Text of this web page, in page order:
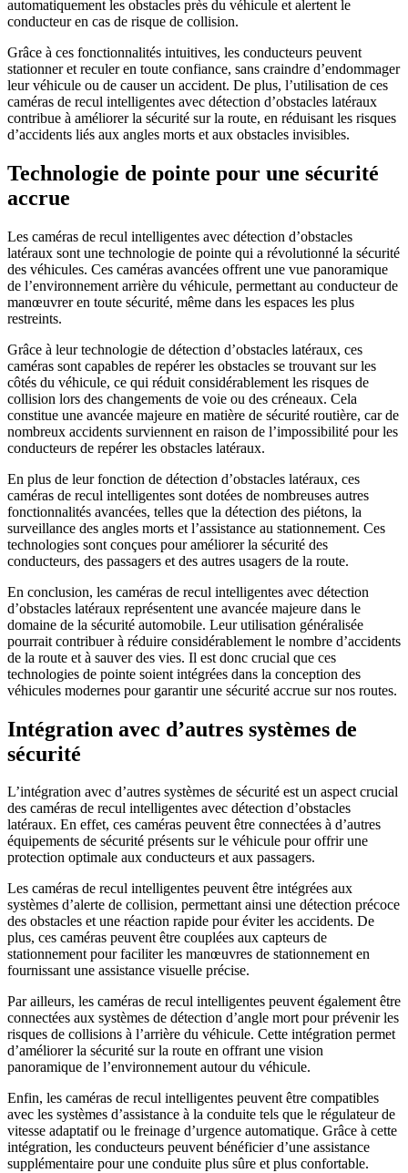
automatiquement les obstacles près du véhicule et alertent le
conducteur en cas de risque de collision.
Grâce à ces fonctionnalités intuitives, les conducteurs peuvent
stationner et reculer en toute confiance, sans craindre d’endommager
leur véhicule ou de causer un accident. De plus, l’utilisation de ces
caméras de recul intelligentes avec détection d’obstacles latéraux
contribue à améliorer la sécurité sur la route, en réduisant les risques
d’accidents liés aux angles morts et aux obstacles invisibles.
Technologie de pointe pour une sécurité
accrue
Les caméras de recul intelligentes avec détection d’obstacles
latéraux sont une technologie de pointe qui a révolutionné la sécurité
des véhicules. Ces caméras avancées offrent une vue panoramique
de l’environnement arrière du véhicule, permettant au conducteur de
manœuvrer en toute sécurité, même dans les espaces les plus
restreints.
Grâce à leur technologie de détection d’obstacles latéraux, ces
caméras sont capables de repérer les obstacles se trouvant sur les
côtés du véhicule, ce qui réduit considérablement les risques de
collision lors des changements de voie ou des créneaux. Cela
constitue une avancée majeure en matière de sécurité routière, car de
nombreux accidents surviennent en raison de l’impossibilité pour les
conducteurs de repérer les obstacles latéraux.
En plus de leur fonction de détection d’obstacles latéraux, ces
caméras de recul intelligentes sont dotées de nombreuses autres
fonctionnalités avancées, telles que la détection des piétons, la
surveillance des angles morts et l’assistance au stationnement. Ces
technologies sont conçues pour améliorer la sécurité des
conducteurs, des passagers et des autres usagers de la route.
En conclusion, les caméras de recul intelligentes avec détection
d’obstacles latéraux représentent une avancée majeure dans le
domaine de la sécurité automobile. Leur utilisation généralisée
pourrait contribuer à réduire considérablement le nombre d’accidents
de la route et à sauver des vies. Il est donc crucial que ces
technologies de pointe soient intégrées dans la conception des
véhicules modernes pour garantir une sécurité accrue sur nos routes.
Intégration avec d’autres systèmes de
sécurité
L’intégration avec d’autres systèmes de sécurité est un aspect crucial
des caméras de recul intelligentes avec détection d’obstacles
latéraux. En effet, ces caméras peuvent être connectées à d’autres
équipements de sécurité présents sur le véhicule pour offrir une
protection optimale aux conducteurs et aux passagers.
Les caméras de recul intelligentes peuvent être intégrées aux
systèmes d’alerte de collision, permettant ainsi une détection précoce
des obstacles et une réaction rapide pour éviter les accidents. De
plus, ces caméras peuvent être couplées aux capteurs de
stationnement pour faciliter les manœuvres de stationnement en
fournissant une assistance visuelle précise.
Par ailleurs, les caméras de recul intelligentes peuvent également être
connectées aux systèmes de détection d’angle mort pour prévenir les
risques de collisions à l’arrière du véhicule. Cette intégration permet
d’améliorer la sécurité sur la route en offrant une vision
panoramique de l’environnement autour du véhicule.
Enfin, les caméras de recul intelligentes peuvent être compatibles
avec les systèmes d’assistance à la conduite tels que le régulateur de
vitesse adaptatif ou le freinage d’urgence automatique. Grâce à cette
intégration, les conducteurs peuvent bénéficier d’une assistance
supplémentaire pour une conduite plus sûre et plus confortable.